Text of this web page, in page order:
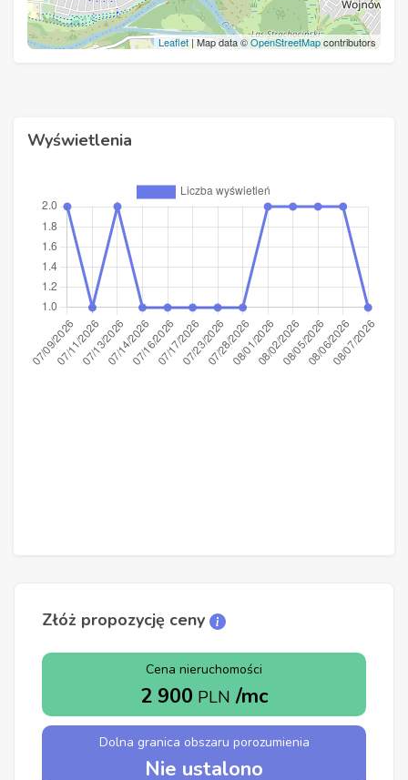
Leaflet| Map data ©OpenStreetMapcontributors
Wyświetlenia
Złóż propozycję ceny
Cena nieruchomości
2 900 PLN /mc
Dolna granica obszaru porozumienia
Nie ustalono